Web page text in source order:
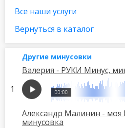
Все наши услуги
Вернуться в каталог
Другие минусовки
Валерия - РУКИ Минус,
00:00
Александр Малинин - моя
минусовка